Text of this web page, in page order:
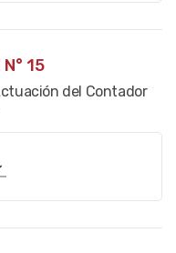
15
del Contador